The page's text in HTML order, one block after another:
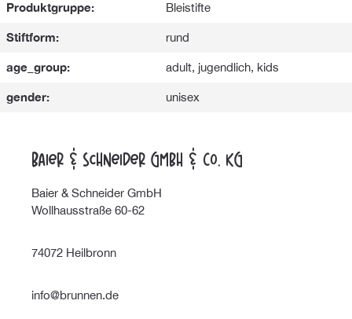
Produktgruppe: Bleistifte
Stiftform: rund
age_group: adult, jugendlich, kids
gender: unisex
Baier & Schneider GmbH & Co. KG
Baier & Schneider GmbH
Wollhausstraße 60-62
74072 Heilbronn
info@brunnen.de